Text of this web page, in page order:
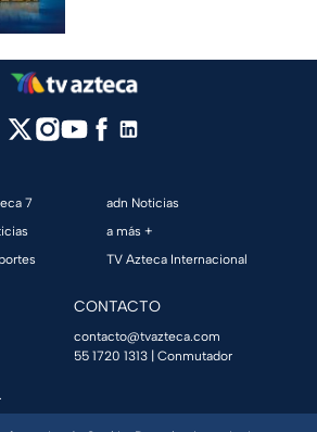
7
adn Noticias
a más +
TV Azteca Internacional
CONTACTO
contacto@tvazteca.com
55 1720 1313 | Conmutador